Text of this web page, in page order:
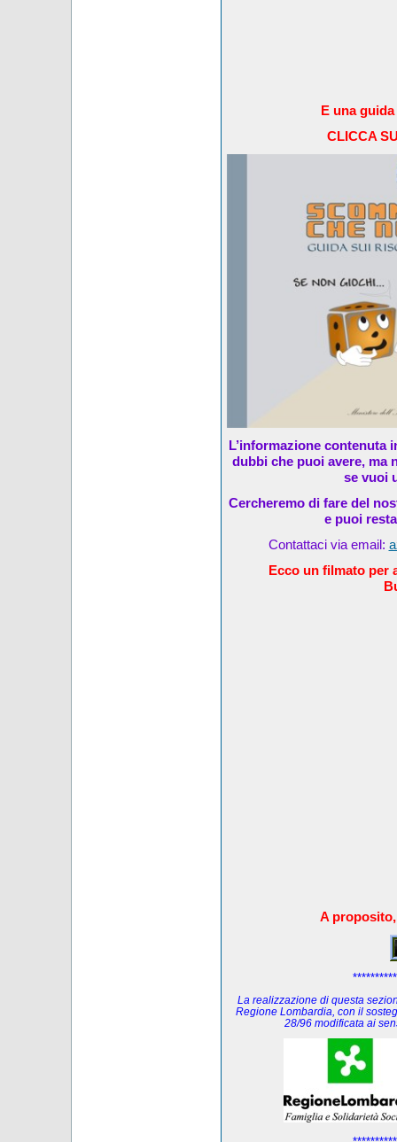
E una
CLICCA
L’informazione contenuta
dubbi che puoi avere, ma
se vuoi
Cercheremo di fare del
e puoi
Contattaci via email:
Ecco un filmato per
A
La realizzazione di questa
Regione Lombardia, con il
28/96 modificata ai